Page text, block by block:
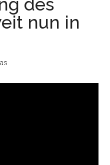
nun in